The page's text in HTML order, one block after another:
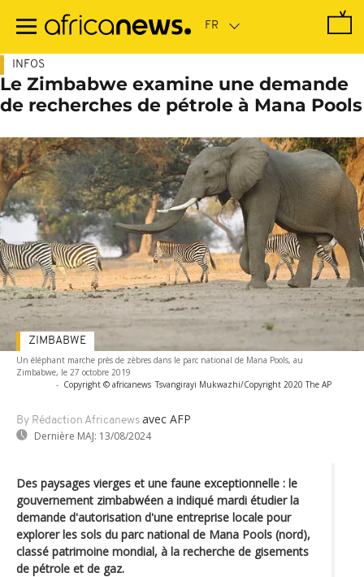
contenu
INFOS
Le Zimbabwe examine une demande
de recherches de pétrole à Mana Pools
Un éléphant marche près de zèbres dans le parc national de Mana Pools, au
Zimbabwe, le 27 octobre 2019
- Copyright © africanews Tsvangirayi Mukwazhi/Copyright 2020 The AP
By Rédaction Africanews avec AFP
Dernière MAJ: 13/08/2024
ZIMBABWE
Des paysages vierges et une faune exceptionnelle : le
gouvernement zimbabwéen a indiqué mardi étudier la
demande d'autorisation d'une entreprise locale pour
explorer les sols du parc national de Mana Pools (nord),
classé patrimoine mondial, à la recherche de gisements
de pétrole et de gaz.